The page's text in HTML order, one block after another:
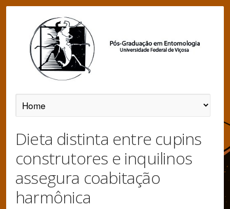
Dieta distinta entre cupins
construtores e inquilinos
assegura coabitação
harmônica